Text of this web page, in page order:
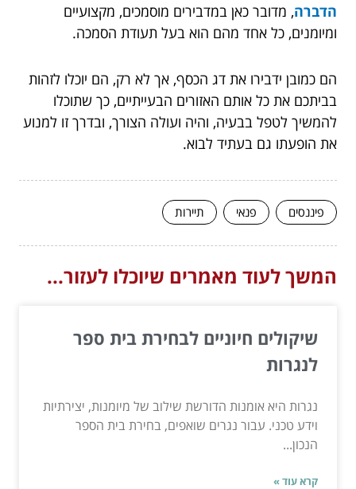
הדברה, מדובר כאן במדבירים מוסמכים, מקצועיים
ומיומנים, כל אחד מהם הוא בעל תעודת הסמכה.
הם כמובן ידבירו את דג הכסף, אך לא רק, הם יוכלו לזהות
בביתכם את כל אותם האזורים הבעייתיים, כך שתוכלו
להמשיך לטפל בבעיה, והיה ועולה הצורך, ובדרך זו למנוע
את הופעתו גם בעתיד לבוא.
פיננסים פנאי תיירות
המשך לעוד מאמרים שיוכלו לעזור...
שיקולים חיוניים לבחירת בית ספר
לנגרות
נגרות היא אומנות הדורשת שילוב של מיומנות, יצירתיות
וידע טכני. עבור נגרים שואפים, בחירת בית הספר
הנכון...
קרא עוד »